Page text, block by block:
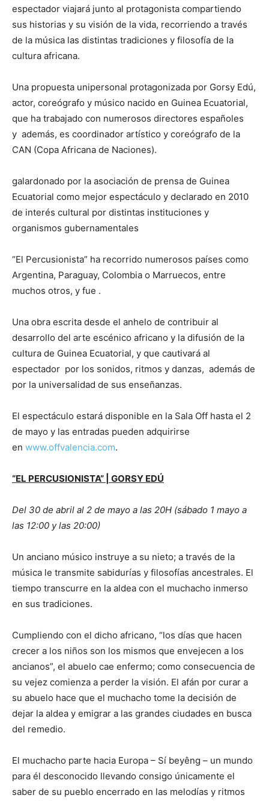
espectador viajará junto al protagonista compartiendo
sus historias y su visión de la vida, recorriendo a través
de la música las distintas tradiciones y filosofía de la
cultura africana.
Una propuesta unipersonal protagonizada por Gorsy Edú,
actor, coreógrafo y músico nacido en Guinea Ecuatorial,
que ha trabajado con numerosos directores españoles
y además, es coordinador artístico y coreógrafo de la
CAN (Copa Africana de Naciones).
galardonado por la asociación de prensa de Guinea
Ecuatorial como mejor espectáculo y declarado en 2010
de interés cultural por distintas instituciones y
organismos gubernamentales
“El Percusionista” ha recorrido numerosos países como
Argentina, Paraguay, Colombia o Marruecos, entre
muchos otros, y fue .
Una obra escrita desde el anhelo de contribuir al
desarrollo del arte escénico africano y la difusión de la
cultura de Guinea Ecuatorial, y que cautivará al
espectador por los sonidos, ritmos y danzas, además de
por la universalidad de sus enseñanzas.
El espectáculo estará disponible en la Sala Off hasta el 2
de mayo y las entradas pueden adquirirse
en www.offvalencia.com.
“EL PERCUSIONISTA” | GORSY EDÚ
Del 30 de abril al 2 de mayo a las 20H (sábado 1 mayo a
las 12:00 y las 20:00)
Un anciano músico instruye a su nieto; a través de la
música le transmite sabidurías y filosofías ancestrales. El
tiempo transcurre en la aldea con el muchacho inmerso
en sus tradiciones.
Cumpliendo con el dicho africano, “los días que hacen
crecer a los niños son los mismos que envejecen a los
ancianos”, el abuelo cae enfermo; como consecuencia de
su vejez comienza a perder la visión. El afán por curar a
su abuelo hace que el muchacho tome la decisión de
dejar la aldea y emigrar a las grandes ciudades en busca
del remedio.
El muchacho parte hacia Europa – Sí beyêng – un mundo
para él desconocido llevando consigo únicamente el
saber de su pueblo encerrado en las melodías y ritmos